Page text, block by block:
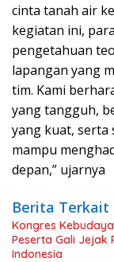
cinta tanah air
kegiatan ini,
pengetahuan
lapangan yang
tim. Kami
yang tangguh,
yang kuat, serta
mampu
depan,” ujarnya
Berita Terkait
Kongres
Peserta Gali Jejak
Indonesia